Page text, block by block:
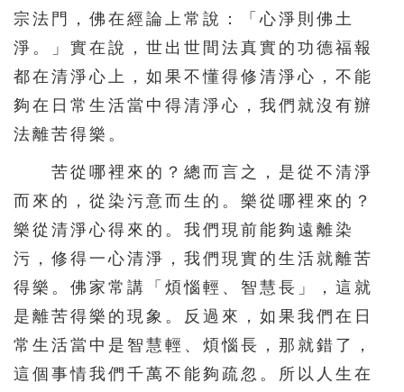
166 167 168 169 170
171 172 173 174 175
176 177 178 179 180
181 182 183 184 185
186
宗法門，佛在經論上常說：「心淨則佛土
淨。」實在說，世出世間法真實的功德福報
都在清淨心上，如果不懂得修清淨心，不能
夠在日常生活當中得清淨心，我們就沒有辦
法離苦得樂。
苦從哪裡來的？總而言之，是從不清淨
而來的，從染污意而生的。樂從哪裡來的？
樂從清淨心得來的。我們現前能夠遠離染
污，修得一心清淨，我們現實的生活就離苦
得樂。佛家常講「煩惱輕、智慧長」，這就
是離苦得樂的現象。反過來，如果我們在日
常生活當中是智慧輕、煩惱長，那就錯了，
這個事情我們千萬不能夠疏忽。所以人生在